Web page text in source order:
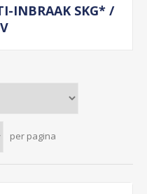
INBRAAK SKG* /
per pagina